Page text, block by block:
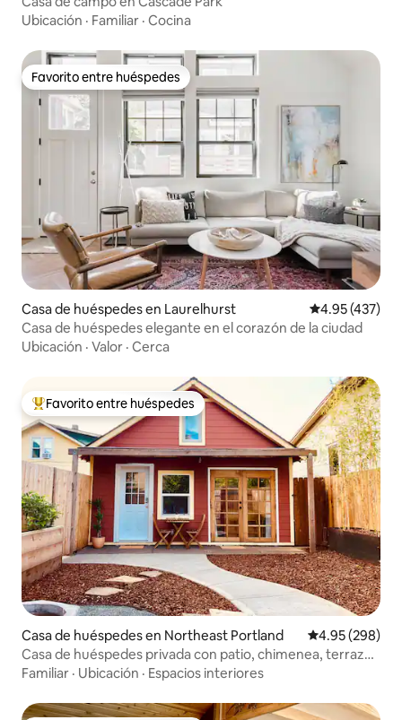
Ubicación · Familiar · Cocina
Favorito entre huéspedes
Favorito entre huéspedes
Casa de huéspedes en Laurelhurst Calificación
4.95 (437)
Casa de huéspedes elegante en el corazón de la ciudad
Ubicación · Valor · Cerca
De los mejores en Favorito entre huéspedes
Favorito entre huéspedes
Casa de huéspedes en Northeast Portland Calificación
4.95 (298)
Casa de huéspedes privada con patio, chimenea, terraza
y loft
Familiar · Ubicación · Espacios interiores